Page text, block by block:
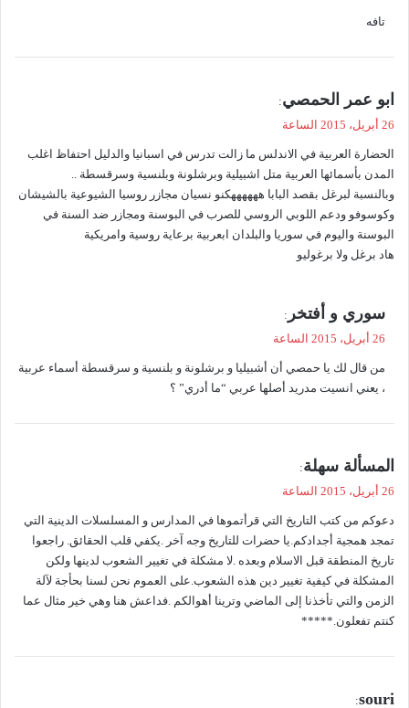
ل
تافه
ي
ل
ابو عمر الحمصي:
26 أبريل، 2015 الساعة
الحضارة العربية في الاندلس ما زالت تدرس في اسبانيا والدليل احتفاظ اغلب
المدن بأسمائها العربية متل اشبيلية وبرشلونة وبلنسية وسرقسطة ..
وبالنسبة لبرغل بقصد البابا ههههههكنو نسيان مجازر روسيا الشيوعية بالشيشان
وكوسوفو ودعم اللوبي الروسي للصرب في البوسنة ومجازر ضد السنة في
البوسنة واليوم في سوريا والبلدان ابعربية برعاية روسية وامريكية
هاد برغل ولا برغوليو
ي
ل
سوري و أفتخر :
26 أبريل، 2015 الساعة
من قال لك يا حمصي أن أشبيليا و برشلونة و بلنسية و سرقسطة أسماء عربية
، يعني انسيت مدريد أصلها عربي “ما أدري” ؟
ي
ل
المسألة سهلة:
26 أبريل، 2015 الساعة
دعوكم من كتب التاريخ التي قرأتموها في المدارس و المسلسلات الدينية التي
تمجد همجية أجدادكم.يا حضرات للتاريخ وجه آخر .يكفي قلب الحقائق. راجعوا
تاريخ المنطقة قبل اﻻسلام وبعده .ﻻ مشكلة في تغيير الشعوب لدينها ولكن
المشكلة في كيفية تغيير دين هذه الشعوب.على العموم نحن لسنا بحأجة لآلة
الزمن والتي تأخذنا إلى الماضي وترينا أهوالكم .فداعش هنا وهي خير مثال عما
كنتم تفعلون.*****
يsouri
: